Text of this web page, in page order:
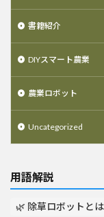
書籍紹介
DIYスマート農業
農業ロボット
Uncategorized
用語解説
🌿 除草ロボットと